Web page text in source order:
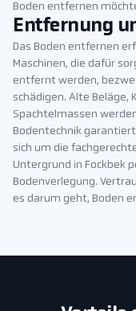
Boden entfernen
Entfernung
Das Boden entfernen
Maschinen, die dafür
entfernt werden,
schädigen. Alte Beläge,
Spachtelmassen
Bodentechnik
sich um die
Untergrund in Fockbek
Bodenverlegung.
es darum geht, Boden